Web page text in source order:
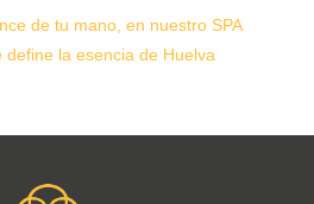
de tu mano, en nuestro SPA
la esencia de Huelva